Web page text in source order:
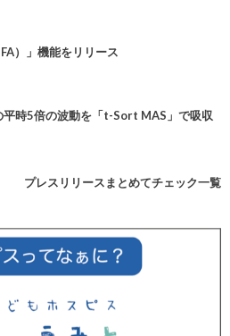
）」機能をリリース
時5倍の波動を「t-Sort MAS」で吸収
プレスリリースまとめてチェック一覧